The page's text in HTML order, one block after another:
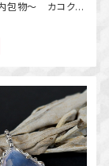
包物～ カコクセ
ジストの粒飾りリ
然石アクセサリ